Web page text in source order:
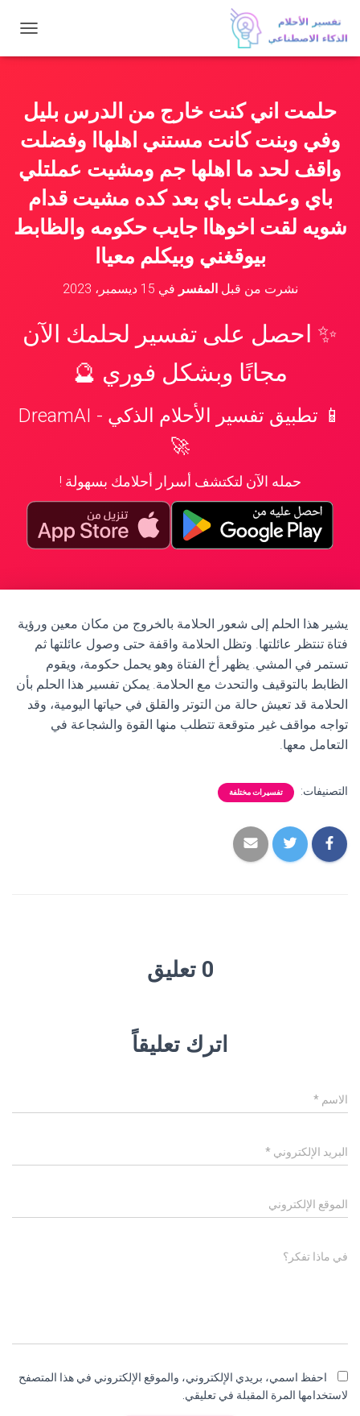
ب
ا
ت
ق
حلمت اني كنت خارج من الدرس بليل
وفي وبنت كانت مستني اهلهاا وفضلت
واقف لحد ما اهلها جم ومشيت عملتلي
باي وعملت باي بعد كده مشيت قدام
شويه لقت اخوهاا جايب حكومه والظابط
بيوقغني وبيكلم معياا
نشرت من قبلالمفسر في 15 ديسمبر، 2023
✨ احصل على تفسير لحلمك الآن
مجانًا وبشكل فوري 🔮
📱 تطبيق تفسير الأحلام الذكي - DreamAI
🚀
حمله الآن لتكتشف أسرار أحلامك بسهولة !
يشير هذا الحلم إلى شعور الحلامة بالخروج من مكان معين ورؤية
فتاة تنتظر عائلتها. وتظل الحلامة واقفة حتى وصول عائلتها ثم
تستمر في المشي. يظهر أخ الفتاة وهو يحمل حكومة، ويقوم
الظابط بالتوقيف والتحدث مع الحلامة. يمكن تفسير هذا الحلم بأن
الحلامة قد تعيش حالة من التوتر والقلق في حياتها اليومية، وقد
تواجه مواقف غير متوقعة تتطلب منها القوة والشجاعة في
التعامل معها.
التصنيفات: تفسيرات مختلفة
0 تعليق
اترك تعليقاً
الاسم *
البريد الإلكتروني *
الموقع الإلكتروني
في ماذا تفكر؟
احفظ اسمي، بريدي الإلكتروني، والموقع الإلكتروني في هذا المتصفح
لاستخدامها المرة المقبلة في تعليقي.